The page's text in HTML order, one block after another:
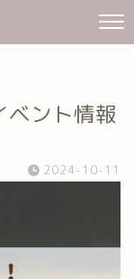
ント情報
2024-10-11